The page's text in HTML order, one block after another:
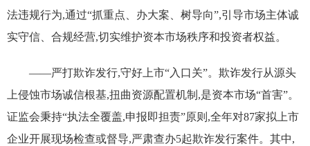
法违规行为,通过“抓重点、办大案、树导向”,引导市场主体诚
实守信、合规经营,切实维护资本市场秩序和投资者权益。
——严打欺诈发行,守好上市“入口关”。欺诈发行从源头
上侵蚀市场诚信根基,扭曲资源配置机制,是资本市场“首害”。
证监会秉持“执法全覆盖,申报即担责”原则,全年对87家拟上市
企业开展现场检查或督导,严肃查办5起欺诈发行案件。其中,